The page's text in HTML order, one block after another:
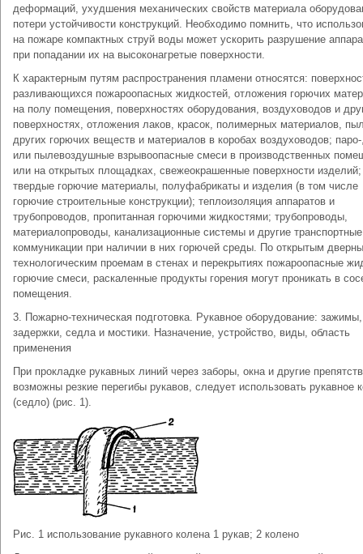
деформаций, ухудшения механических свойств материала
потери устойчивости конструкций. Необходимо помнить, что
на пожаре компактных струй воды может ускорить разрушение
при попадании их на высоконагретые поверхности.
К характерным путям распространения пламени относятся:
разливающихся пожароопасных жидкостей, отложения горючих
на полу помещения, поверхностях оборудования, воздуховодов и
поверхностях, отложения лаков, красок, полимерных материалов,
других горючих веществ и материалов в коробах воздуховодов; паро-
или пылевоздушные взрывоопасные смеси в производственных
или на открытых площадках, свежеокрашенные поверхности изделий;
твердые горючие материалы, полуфабрикаты и изделия (в том числе
горючие строительные конструкции); теплоизоляция аппаратов и
трубопроводов, пропитанная горючими жидкостями; трубопроводы,
материалопроводы, канализационные системы и другие транспортные
коммуникации при наличии в них горючей среды. По открытым
технологическим проемам в стенах и перекрытиях пожароопасные
горючие смеси, раскаленные продукты горения могут проникать в
помещения.
3. Пожарно-техническая подготовка. Рукавное оборудование: зажимы,
задержки, седла и мостики. Назначение, устройство, виды, область
применения
При прокладке рукавных линий через заборы, окна и другие
возможны резкие перегибы рукавов, следует использовать рукавное
(седло) (рис. 1).
Рис. 1 использование рукавного колена 1 рукав; 2 колено